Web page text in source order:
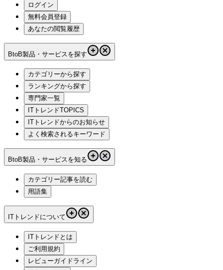
ログイン
無料会員登録
あなたの閲覧履歴
BtoB製品・サービスを探す
カテゴリーから探す
ランキングから探す
専門家一覧
ITトレンドTOPICS
ITトレンドからのお知らせ
よく検索されるキーワード
BtoB製品・サービスを知る
カテゴリー記事を読む
用語集
ITトレンドについて
ITトレンドとは
ご利用規約
レビューガイドライン